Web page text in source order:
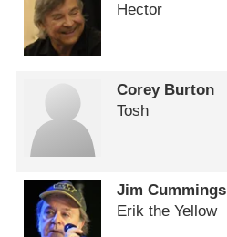
Hector
Corey Burton
Tosh
Jim Cummings
Erik the Yellow